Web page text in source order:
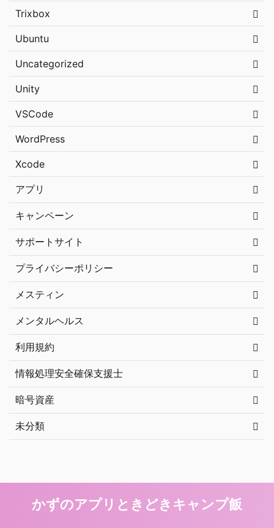
Trixbox
Ubuntu
Uncategorized
Unity
VSCode
WordPress
Xcode
アプリ
キャンペーン
サポートサイト
プライバシーポリシー
メスティン
メンタルヘルス
利用規約
情報処理安全確保支援士
暗号資産
未分類
かずのアプリときどきキャンプ飯